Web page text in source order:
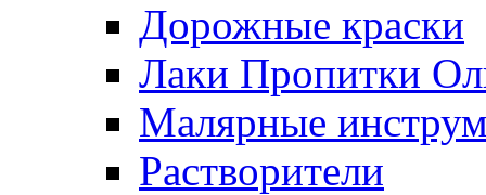
Дорожные краски
Лаки Пропитки
Малярные
Растворители